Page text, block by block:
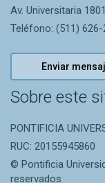
Av. Universitaria
Teléfono: (511) 626-
Enviar
Sobre este
PONTIFICIA
RUC: 20155945860
© Pontificia
reservados